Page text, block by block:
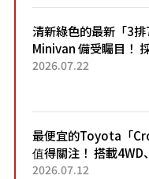
清新綠色的最新「3排
Minivan 備受矚目！
4.7公尺剛剛好的車身
2026.07.22
最便宜的Toyota「
值得關注！ 搭載4WD
22.4公里低油耗表現超
2026.07.12